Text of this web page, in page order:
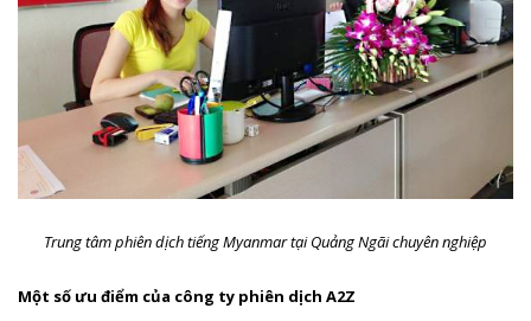
Trung tâm phiên dịch tiếng Myanmar tại Quảng Ngãi chuyên nghiệp
Một số ưu điểm của công ty phiên dịch A2Z